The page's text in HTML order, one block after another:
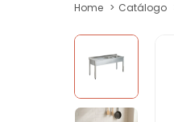
Home Catálogo